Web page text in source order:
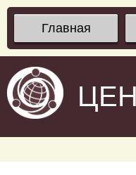
Главная